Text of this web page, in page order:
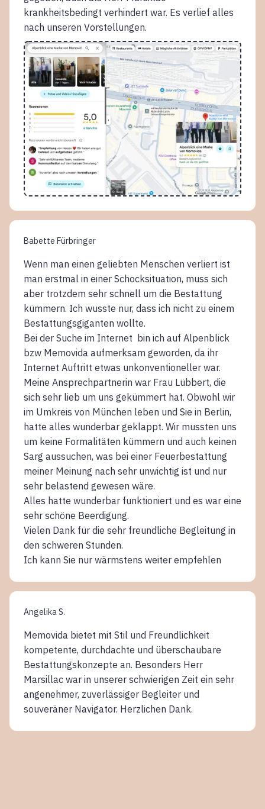
krankheitsbedingt verhindert war. Es verlief alles
nach unseren Vorstellungen.
Babette Fürbringer
Wenn man einen geliebten Menschen verliert ist
man erstmal in einer Schocksituation, muss sich
aber trotzdem sehr schnell um die Bestattung
kümmern. Ich wusste nur, dass ich nicht zu einem
Bestattungsgiganten wollte.
Bei der Suche im Internet bin ich auf Alpenblick
bzw Memovida aufmerksam geworden, da ihr
Internet Auftritt etwas unkonventioneller war.
Meine Ansprechpartnerin war Frau Lübbert, die
sich sehr lieb um uns gekümmert hat. Obwohl wir
im Umkreis von München leben und Sie in Berlin,
hatte alles wunderbar geklappt. Wir mussten uns
um keine Formalitäten kümmern und auch keinen
Sarg aussuchen, was bei einer Feuerbestattung
meiner Meinung nach sehr unwichtig ist und nur
sehr belastend gewesen wäre.
Alles hatte wunderbar funktioniert und es war eine
sehr schöne Beerdigung.
Vielen Dank für die sehr freundliche Begleitung in
den schweren Stunden.
Ich kann Sie nur wärmstens weiter empfehlen
Angelika S.
Memovida bietet mit Stil und Freundlichkeit
kompetente, durchdachte und überschaubare
Bestattungskonzepte an. Besonders Herr
Marsillac war in unserer schwierigen Zeit ein sehr
angenehmer, zuverlässiger Begleiter und
souveräner Navigator. Herzlichen Dank.